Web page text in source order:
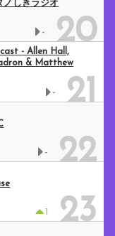
- 20
ノしきラジオ
- 21
- Allen Hall,
& Matthew
- 22
1 23